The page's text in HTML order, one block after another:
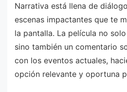
Narrativa está llena de
escenas impactantes que te
la pantalla. La película no
sino también un comentario
con los eventos actuales,
opción relevante y oportuna